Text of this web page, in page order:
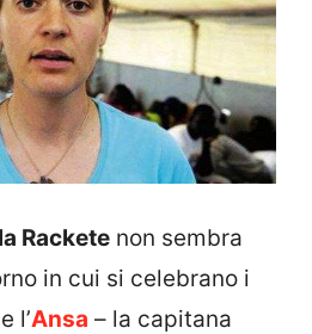
Rackete non sembra
in cui si celebrano i
l’Ansa – la capitana